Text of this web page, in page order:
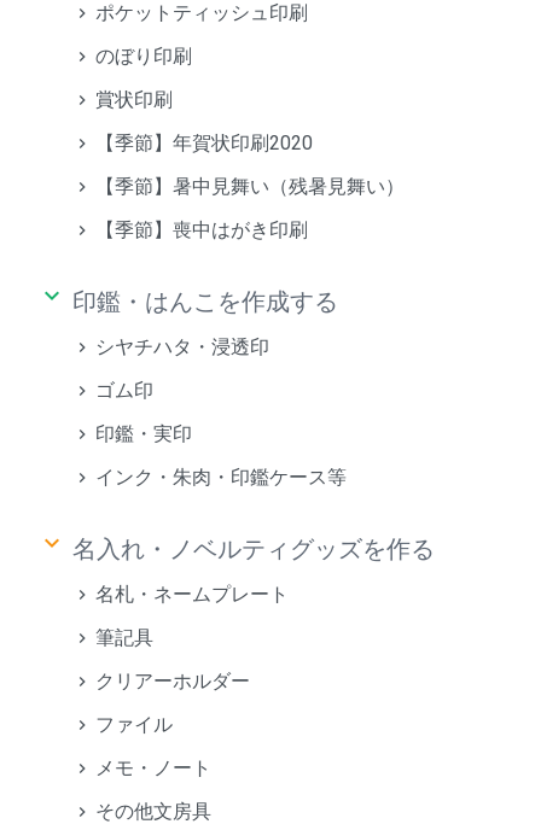
ポケットティッシュ印刷
のぼり印刷
賞状印刷
【季節】年賀状印刷2020
【季節】暑中見舞い（残暑見舞い）
【季節】喪中はがき印刷
keyboard_arrow_down 印鑑・はんこを作成する
シヤチハタ・浸透印
ゴム印
印鑑・実印
インク・朱肉・印鑑ケース等
keyboard_arrow_down 名入れ・ノベルティグッズを作る
名札・ネームプレート
筆記具
クリアーホルダー
ファイル
メモ・ノート
その他文房具